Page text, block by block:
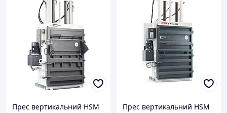
Прес вертикальний HSM
Прес вертикальний HSM